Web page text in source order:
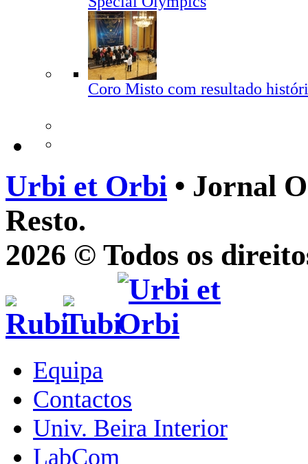
Coro Misto com resultado
Urbi et Orbi • Jornal
Resto.
2026 © Todos os
Equipa
Contactos
Univ. Beira Interior
LabCom